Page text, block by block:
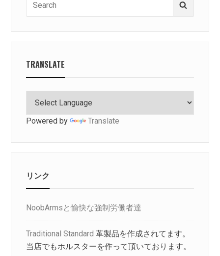
TRANSLATE
Powered by Translate
リンク
NoobArmsと愉快な強制労働者達
Traditional Standard 革製品を作成されてます。
当店でもホルスターを作って頂いております。